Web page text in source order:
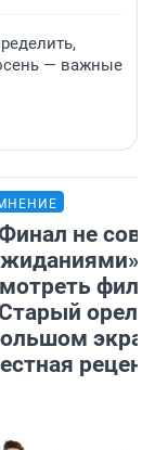
— важные
не
орел»